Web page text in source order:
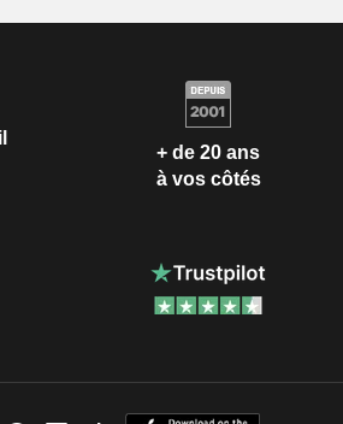
+ de 20 ans
à vos côtés